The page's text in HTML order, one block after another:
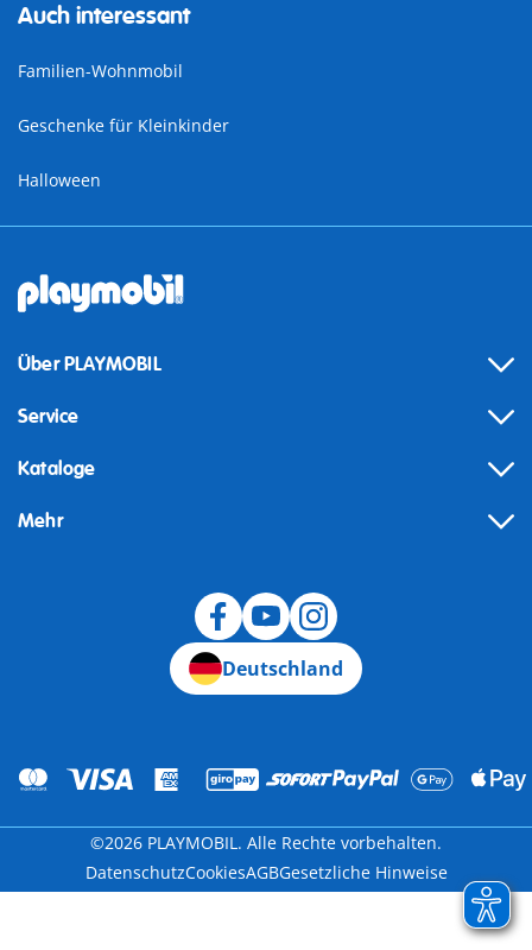
Auch interessant
Familien-Wohnmobil
Geschenke für Kleinkinder
Halloween
Über PLAYMOBIL
Service
Kataloge
Mehr
Deutschland
©2026 PLAYMOBIL. Alle Rechte vorbehalten.
DatenschutzCookiesAGBGesetzliche Hinweise